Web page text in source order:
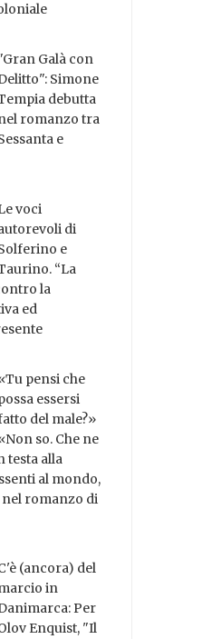
Galà con
Simone
debutta
romanzo tra
e
voci
di
e
“La
la
ed
pensi che
essersi
del male?»
so. Che ne
testa alla
al mondo,
nel romanzo di
(ancora) del
in
Per
Enquist, "Il